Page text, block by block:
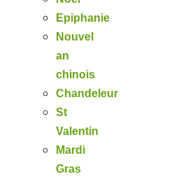
Epiphanie
Nouvel
an
chinois
Chandeleur
St
Valentin
Mardi
Gras